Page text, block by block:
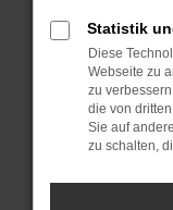
Stelle
sind.
Veraltete
führen,
Wende
Statistik
Diese
Webseite zu
zu
die von
Sie auf
zu schalten,